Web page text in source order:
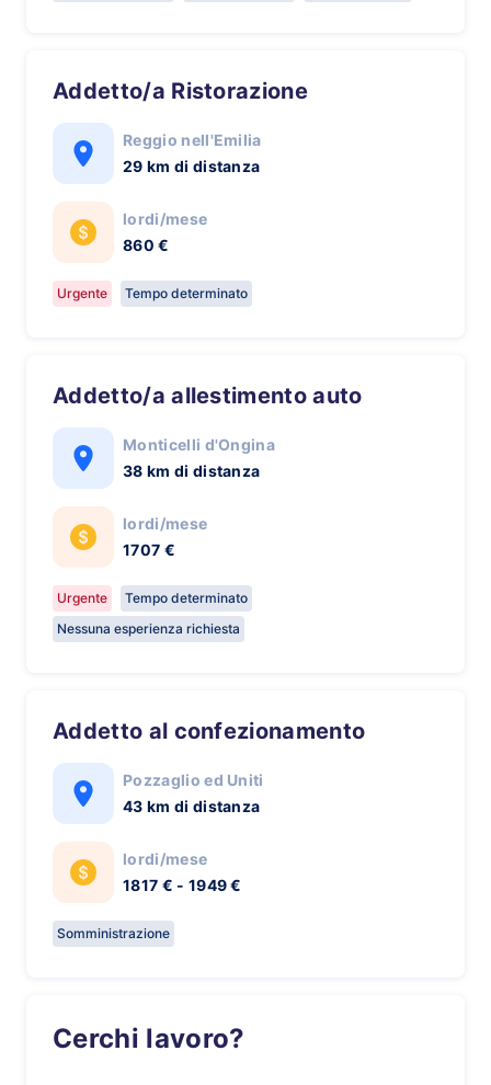
Addetto/a Ristorazione
Reggio nell'Emilia
29 km di distanza
lordi/mese
860 €
Urgente Tempo determinato
Addetto/a allestimento auto
Monticelli d'Ongina
38 km di distanza
lordi/mese
1707 €
Urgente
Tempo determinato
Nessuna esperienza richiesta
Addetto al confezionamento
Pozzaglio ed Uniti
43 km di distanza
lordi/mese
1817 € - 1949 €
Somministrazione
Cerchi lavoro?